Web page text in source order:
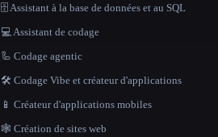
🗄️ Assistant à la base de données et au SQL
💻 Assistant de codage
🦾 Codage agentic
🛠️ Codage Vibe et créateur d'applications
📱 Créateur d'applications mobiles
🕸 Création de sites web